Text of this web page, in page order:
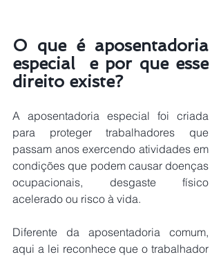
O que é aposentadoria
especial  e por que esse
direito existe?
A aposentadoria especial foi criada
para proteger trabalhadores que
passam anos exercendo atividades em
condições que podem causar doenças
ocupacionais, desgaste físico
acelerado ou risco à vida.
Diferente da aposentadoria comum,
aqui a lei reconhece que o trabalhador